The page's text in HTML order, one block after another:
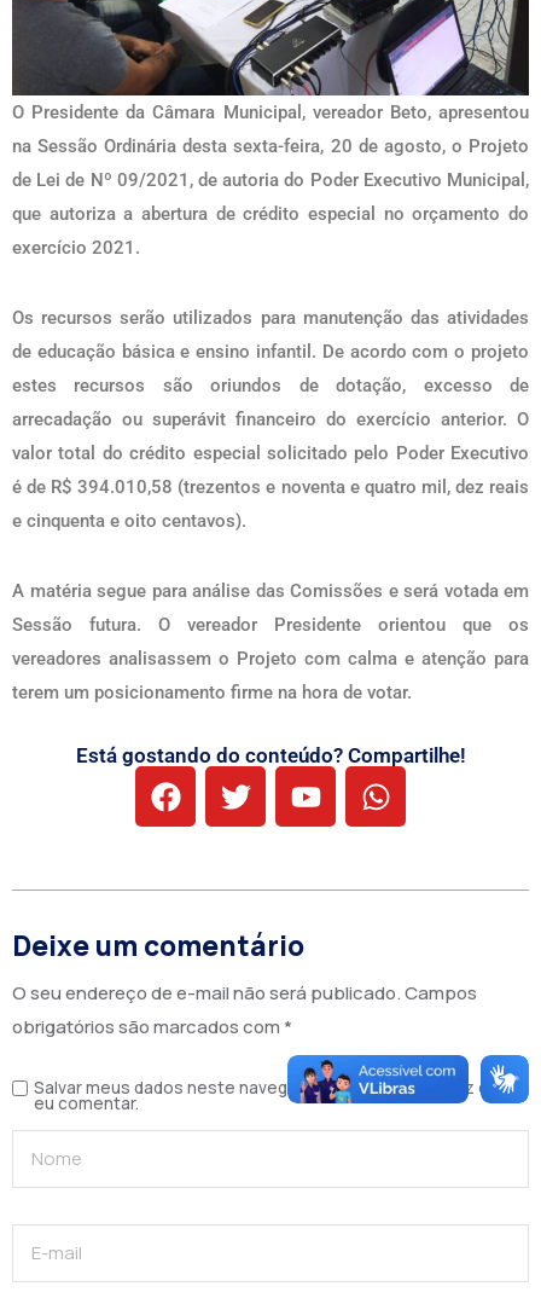
O Presidente da Câmara Municipal, vereador Beto, apresentou
na Sessão Ordinária desta sexta-feira, 20 de agosto, o Projeto
de Lei de Nº 09/2021, de autoria do Poder Executivo Municipal,
que autoriza a abertura de crédito especial no orçamento do
exercício 2021.
Os recursos serão utilizados para manutenção das atividades
de educação básica e ensino infantil. De acordo com o projeto
estes recursos são oriundos de dotação, excesso de
arrecadação ou superávit financeiro do exercício anterior. O
valor total do crédito especial solicitado pelo Poder Executivo
é de R$ 394.010,58 (trezentos e noventa e quatro mil, dez reais
e cinquenta e oito centavos).
A matéria segue para análise das Comissões e será votada em
Sessão futura. O vereador Presidente orientou que os
vereadores analisassem o Projeto com calma e atenção para
terem um posicionamento firme na hora de votar.
Está gostando do conteúdo? Compartilhe!
Deixe um comentário
O seu endereço de e-mail não será publicado.Campos
obrigatórios são marcados com *
Salvar meus dados neste navegador para a próxima vez que
eu comentar.